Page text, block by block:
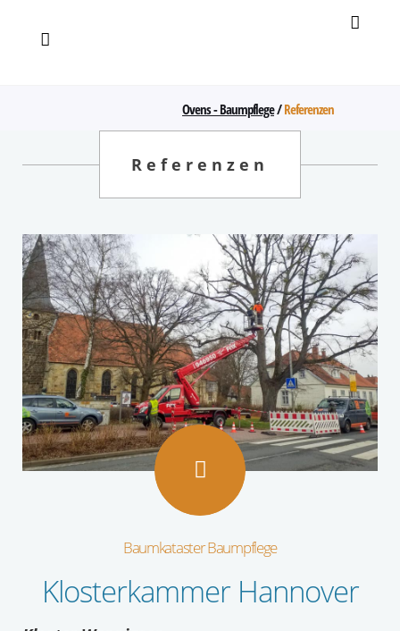
Ovens - Baumpflege/Referenzen
Referenzen
Baumkataster Baumpflege
Klosterkammer Hannover